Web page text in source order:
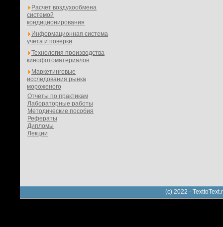
Расчет воздухообмена
системой
кондиционирования
Информационная система
учета и поверки
Технология производства
кинофотоматериалов
Маркетинговые
исследования рынка
мороженого
Отчеты по практикам
Лабораторные работы
Методические пособия
Рефераты
Дипломы
Лекции
(c) 2022 -